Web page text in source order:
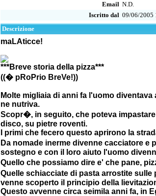
Email N.D.
Iscritto dal 09/06/2005
Descrizione
maLAticce!
***Breve storia della pizza***
((� pRoPrio BreVe!))
Molte migliaia di anni fa l'uomo
ne nutriva.
Scopr�, in seguito, che poteva
disco, su pietre roventi.
I primi che fecero questo aprirono la
Da nomade inerme divenne cacciatore
sostegno e con il loro aiuto l'uomo
Quello che possiamo dire e' che pane,
Quelle schiacciate di pasta arrostite
venne scoperto il principio della
Questo avvenne circa seimila anni fa, in